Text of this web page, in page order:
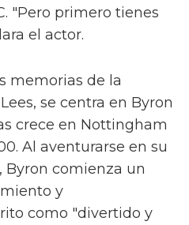
"Pero primero tienes
el actor.
memorias de la
se centra en Byron
crece en Nottingham
Al aventurarse en su
Byron comienza un
y
como "divertido y